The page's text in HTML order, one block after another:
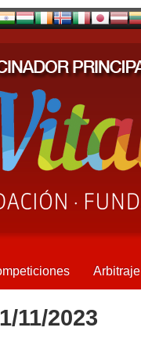
Arbitraje
11/2023